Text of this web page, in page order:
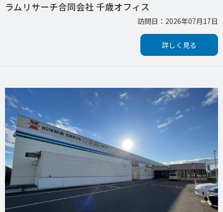
ラムリサーチ合同会社 千歳オフィス
訪問日：2026年07月17日
詳しく見る